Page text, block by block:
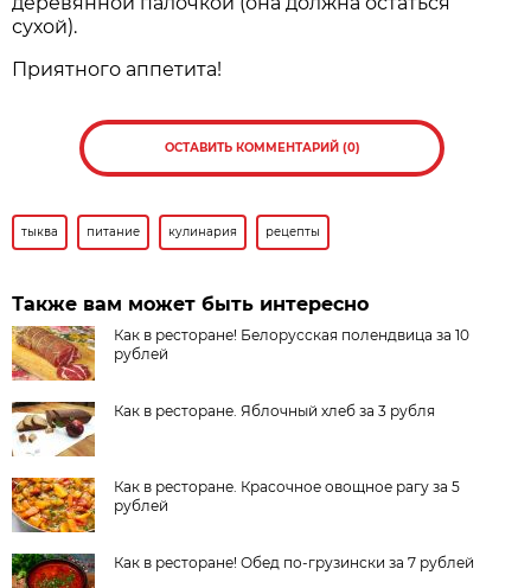
сухой).
Приятного аппетита!
ОСТАВИТЬ КОММЕНТАРИЙ (0)
тыква питание кулинария рецепты
Также вам может быть интересно
Как в ресторане! Белорусская полендвица за 10
рублей
Как в ресторане. Яблочный хлеб за 3 рубля
Как в ресторане. Красочное овощное рагу за 5
рублей
Как в ресторане! Обед по-грузински за 7 рублей